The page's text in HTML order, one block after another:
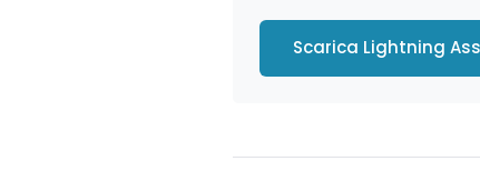
Scarica Lightning